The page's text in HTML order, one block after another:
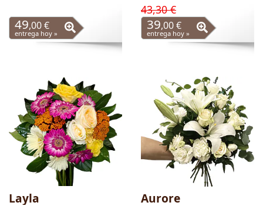
49,00 €
entrega hoy »
43,30 €
39,00 €
entrega hoy »
Layla Aurore